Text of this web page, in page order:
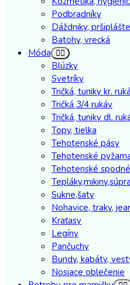
Podbradníky
Dáždniky,
Batohy, vrecká
Móda
Blúzky
Svetríky
Tričká, tuniky kr.
Tričká 3/4 rukáv
Tričká, tuniky dl.
Topy, tielka
Tehotenské pásy
Tehotenské
Tehotenské
Sukne,šaty
Nohavice, traky,
Kraťasy
Legíny
Pančuchy
Bundy, kabáty,
Nosiace oblečenie